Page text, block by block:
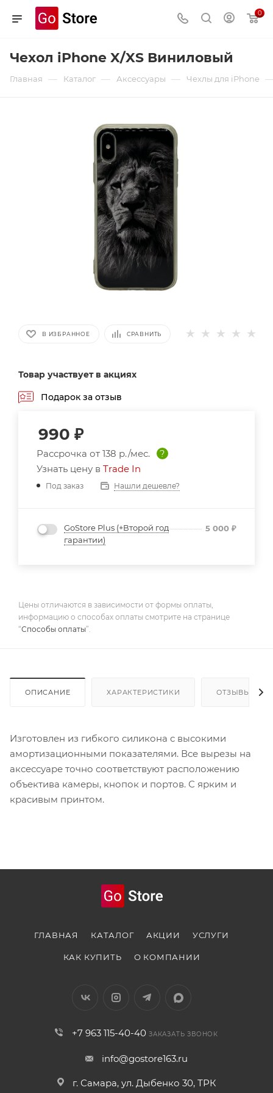
0
Чехол iPhone X/XS Виниловый
Главная — Каталог — Аксессуары — Чехлы для iPhone
В ИЗБРАННОЕ СРАВНИТЬ
Товар участвует в акциях
Подарок за отзыв
990 ₽
Рассрочка от 138 р./мес.
?
Узнать цену в Trade In
Под заказ Нашли дешевле?
GoStore Plus (+Второй год
гарантии)
5 000 ₽
Цены отличаются в зависимости от формы оплаты,
информацию о способах оплаты смотрите на странице
“Способы оплаты”.
ОПИСАНИЕ ХАРАКТЕРИСТИКИ ОТЗЫВЫ
Изготовлен из гибкого силикона с высокими
амортизационными показателями. Все вырезы на
аксессуаре точно соответствуют расположению
объектива камеры, кнопок и портов. С ярким и
красивым принтом.
ГЛАВНАЯ КАТАЛОГ АКЦИИ УСЛУГИ
КАК КУПИТЬ О КОМПАНИИ
+7 963 115-40-40 ЗАКАЗАТЬ ЗВОНОК
info@gostore163.ru
г. Самара, ул. Дыбенко 30, ТРК